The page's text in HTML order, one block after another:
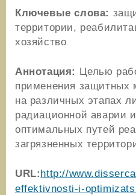
Ключевые слова:
территории,
хозяйство
Аннотация: Целью
применения защитных
на различных этапах
радиационной аварии
оптимальных путей
загрязненных
URL:http://
effektivnosti-i-